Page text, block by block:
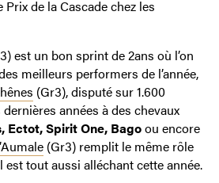
Prix de la Cascade chez les
est un bon sprint de 2ans où l’on
meilleurs performers de l’année,
(Gr3), disputé sur 1.600
années à des chevaux
Ectot, Spirit One, Bagoou encore
(Gr3) remplit le même rôle
est tout aussi alléchant cette année.